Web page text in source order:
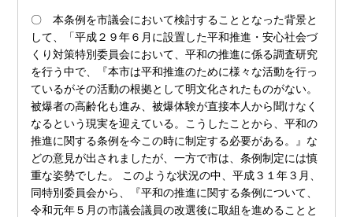
〇 本条例を市議会において検討することとなった背景と
して、「平成２９年６月に設置した平和推進・安心社会づ
くり対策特別委員会において、平和の推進に係る調査研究
を行う中で、『本市は平和推進のために様々な活動を行っ
ているがその活動の根拠として明文化されたものがない。
被爆者の高齢化も進み、被爆体験が直接本人から聞けなく
なるという現実を迎えている。こうしたことから、平和の
推進に関する条例を今この時に制定する必要がある。』な
どの意見が出されましたが、一方で市は、条例制定には慎
重な姿勢でした。 このような状況の中、平成３１年３月、
同特別委員会から、『平和の推進に関する条例について、
令和元年５月の市議会議員の改選後に取組を進めることと